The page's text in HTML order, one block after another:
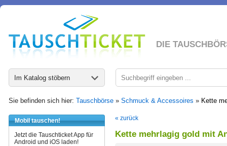
DIE
Im Katalog stöbern
Sie befinden sich hier: Tauschbörse » Schmuck & Accessoires » Kette
Mobil tauschen!
Jetzt die Tauschticket App für
Android und iOS laden!
« zurück
Kette mehrlagig gold mit